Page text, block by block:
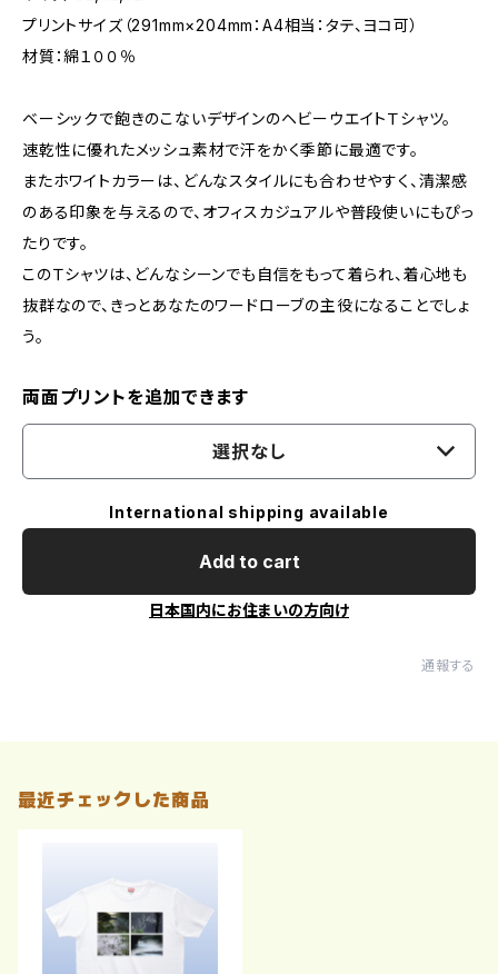
プリントサイズ（291mm×204mm：A4相当：タテ、ヨコ可）
材質：綿１００％
ベーシックで飽きのこないデザインのヘビーウエイトＴシャツ。
速乾性に優れたメッシュ素材で汗をかく季節に最適です。
またホワイトカラーは、どんなスタイルにも合わせやすく、清潔感
のある印象を与えるので、オフィスカジュアルや普段使いにもぴっ
たりです。
このＴシャツは、どんなシーンでも自信をもって着られ、着心地も
抜群なので、きっとあなたのワードローブの主役になることでしょ
う。
両面プリントを追加できます
選択なし
International shipping available
Add to cart
日本国内にお住まいの方向け
通報する
最近チェックした商品